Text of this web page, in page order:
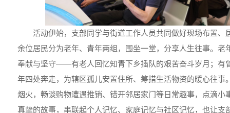
活动伊始，支部同学与街道工作人员共同做好现场布置、
余位居民分为老年、青年两组，围坐一堂，分享人生往事。老
奉献与坚守——有老人回忆知青下乡插队的艰苦奋斗岁月；有
年四处奔走，为辖区孤儿安置住所、筹措生活物资的暖心往事
烟火，畅谈购物遭遇推销、错开邻居家门等日常趣事，点滴小
真挚的故事，串联起个人记忆、家庭记忆与社区记忆，也让支